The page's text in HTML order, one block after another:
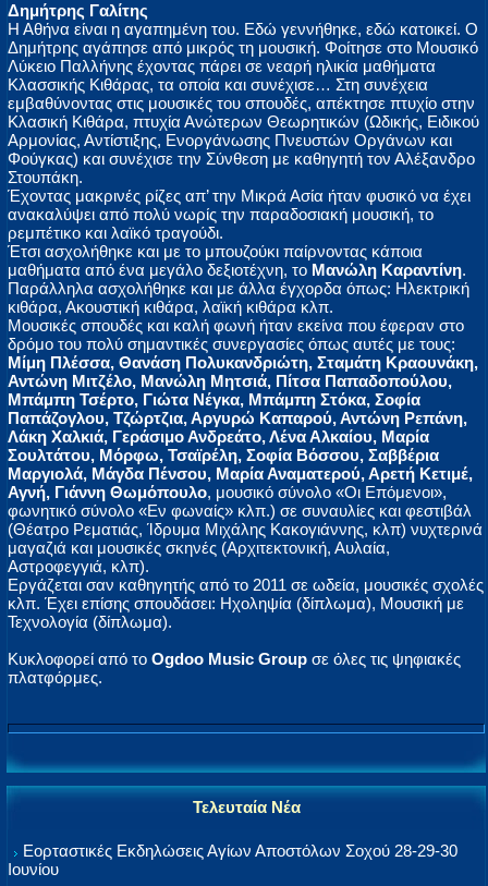
Δημήτρης Γαλίτης
Η Αθήνα είναι η αγαπημένη του. Εδώ γεννήθηκε, εδώ κατοικεί. Ο
Δημήτρης αγάπησε από μικρός τη μουσική. Φοίτησε στο Μουσικό
Λύκειο Παλλήνης έχοντας πάρει σε νεαρή ηλικία μαθήματα
Κλασσικής Κιθάρας, τα οποία και συνέχισε… Στη συνέχεια
εμβαθύνοντας στις μουσικές του σπουδές, απέκτησε πτυχίο στην
Κλασική Κιθάρα, πτυχία Ανώτερων Θεωρητικών (Ωδικής, Ειδικού
Αρμονίας, Αντίστιξης, Ενοργάνωσης Πνευστών Οργάνων και
Φούγκας) και συνέχισε την Σύνθεση με καθηγητή τον Αλέξανδρο
Στουπάκη.
Έχοντας μακρινές ρίζες απ’ την Μικρά Ασία ήταν φυσικό να έχει
ανακαλύψει από πολύ νωρίς την παραδοσιακή μουσική, το
ρεμπέτικο και λαϊκό τραγούδι.
Έτσι ασχολήθηκε και με το μπουζούκι παίρνοντας κάποια
μαθήματα από ένα μεγάλο δεξιοτέχνη, το Μανώλη Καραντίνη.
Παράλληλα ασχολήθηκε και με άλλα έγχορδα όπως: Ηλεκτρική
κιθάρα, Ακουστική κιθάρα, λαϊκή κιθάρα κλπ.
Μουσικές σπουδές και καλή φωνή ήταν εκείνα που έφεραν στο
δρόμο του πολύ σημαντικές συνεργασίες όπως αυτές με τους:
Μίμη Πλέσσα, Θανάση Πολυκανδριώτη, Σταμάτη Κραουνάκη,
Αντώνη Μιτζέλο, Μανώλη Μητσιά, Πίτσα Παπαδοπούλου,
Μπάμπη Τσέρτο, Γιώτα Νέγκα, Μπάμπη Στόκα, Σοφία
Παπάζογλου, Τζώρτζια, Αργυρώ Καπαρού, Αντώνη Ρεπάνη,
Λάκη Χαλκιά, Γεράσιμο Ανδρεάτο, Λένα Αλκαίου, Μαρία
Σουλτάτου, Μόρφω, Τσαϊρέλη, Σοφία Βόσσου, Σαββέρια
Μαργιολά, Μάγδα Πένσου, Μαρία Αναματερού, Αρετή Κετιμέ,
Αγνή, Γιάννη Θωμόπουλο, μουσικό σύνολο «Οι Επόμενοι»,
φωνητικό σύνολο «Εν φωναίς» κλπ.) σε συναυλίες και φεστιβάλ
(Θέατρο Ρεματιάς, Ίδρυμα Μιχάλης Κακογιάννης, κλπ) νυχτερινά
μαγαζιά και μουσικές σκηνές (Αρχιτεκτονική, Αυλαία,
Αστροφεγγιά, κλπ).
Εργάζεται σαν καθηγητής από το 2011 σε ωδεία, μουσικές σχολές
κλπ. Έχει επίσης σπουδάσει: Ηχοληψία (δίπλωμα), Μουσική με
Τεχνολογία (δίπλωμα).
Κυκλοφορεί από το Ogdoo Music Group σε όλες τις ψηφιακές
πλατφόρμες.
Τελευταία Νέα
Εορταστικές Εκδηλώσεις Αγίων Αποστόλων Σοχού 28-29-30
Ιουνίου